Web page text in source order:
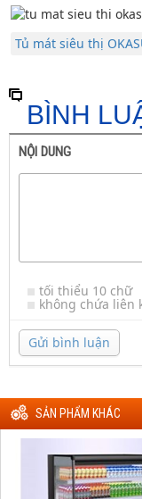
Tủ mát siêu thị
BÌNH
NỘI DUNG
tối thiểu 10 chữ
không chứa liên
Gửi bình luận
SẢN PHẨM KHÁC